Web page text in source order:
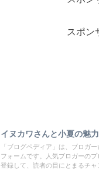
スポン
イヌカワさんと小夏の魅
「ブログペディア」は、ブロガ
フォームです。人気ブロガーの
登録して、読者の目にとまるチャ